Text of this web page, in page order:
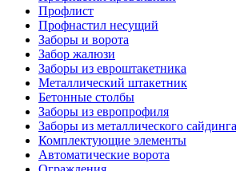
Профлист
Профнастил несущий
Заборы и ворота
Забор жалюзи
Заборы из евроштакетника
Металлический штакетник
Бетонные столбы
Заборы из европрофиля
Заборы из металлического сайдинга
Комплектующие элементы
Автоматические ворота